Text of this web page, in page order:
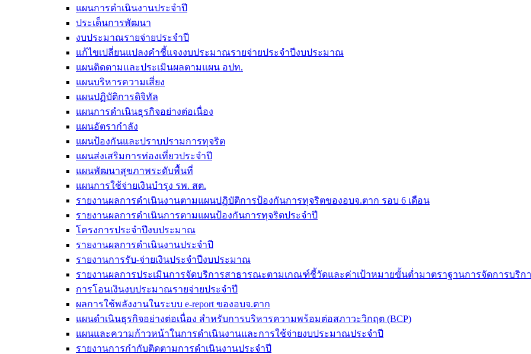
แผนการดำเนินงานประจำปี
ประเด็นการพัฒนา
งบประมาณรายจ่ายประจำปี
แก้ไขเปลี่ยนแปลงคำชี้แจงงบประมาณรายจ่ายประจำปีงบประมาณ
แผนติดตามและประเมินผลตามแผน อปท.
แผนบริหารความเสี่ยง
แผนปฏิบัติการดิจิทัล
แผนการดำเนินธุรกิจอย่างต่อเนื่อง
แผนอัตรากำลัง
แผนป้องกันและปราบปรามการทุจริต
แผนส่งเสริมการท่องเที่ยวประจำปี
แผนพัฒนาสุขภาพระดับพื้นที่
แผนการใช้จ่ายเงินบำรุง รพ. สต.
รายงานผลการดำเนินงานตามแผนปฏิบัติการป้องกันการทุจริตของอบจ.ตาก รอบ 6 เดือน
รายงานผลการดำเนินการตามแผนป้องกันการทุจริตประจำปี
โครงการประจำปีงบประมาณ
รายงานผลการดำเนินงานประจำปี
รายงานการรับ-จ่ายเงินประจำปีงบประมาณ
รายงานผลการประเมินการจัดบริการสาธารณะตามเกณฑ์ชี้วัดและค่าเป้าหมายขั้นต่ำมาตราฐานการจัดการบริก
การโอนเงินงบประมาณรายจ่ายประจำปี
ผลการใช้พลังงานในระบบ e-report ของอบจ.ตาก
แผนดำเนินธุรกิจอย่างต่อเนื่อง สำหรับการบริหารความพร้อมต่อสภาวะวิกฤต (BCP)
แผนและความก้าวหน้าในการดำเนินงานและการใช้จ่ายงบประมาณประจำปี
รายงานการกำกับติดตามการดำเนินงานประจำปี